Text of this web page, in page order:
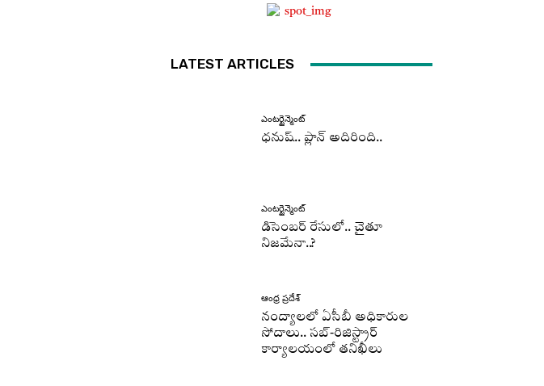
LATEST ARTICLES
ఎంటర్టైన్మెంట్
ధనుష్‌.. ప్లాన్ అదిరింది..
ఎంటర్టైన్మెంట్
డిసెంబర్ రేసులో.. చైతూ
నిజమేనా..?
ఆంధ్ర ప్రదేశ్
నంద్యాలలో ఏసీబీ అధికారుల
సోదాలు.. సబ్-రిజిస్ట్రార్
కార్యాలయంలో తనిఖీలు